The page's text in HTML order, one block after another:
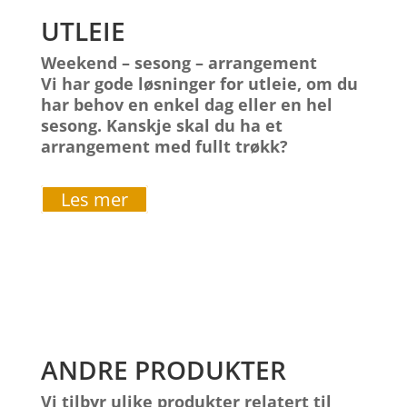
UTLEIE
Weekend – sesong – arrangement
Vi har gode løsninger for utleie, om du
har behov en enkel dag eller en hel
sesong. Kanskje skal du ha et
arrangement med fullt trøkk?
Les mer
ANDRE PRODUKTER
Vi tilbyr ulike produkter relatert til